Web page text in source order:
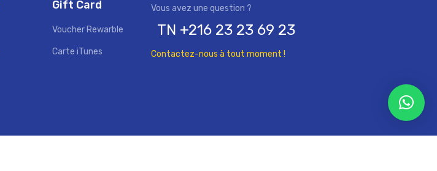
Gift Card
Voucher Rewarble
Carte iTunes
TN +216 23 23 69 23
Contactez-nous à tout moment !